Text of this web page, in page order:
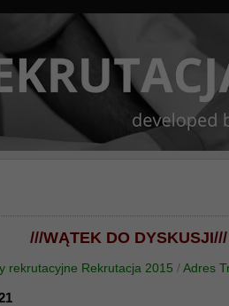
///WĄTEK DO DYSKUSJI///
rekrutacyjne Rekrutacja 2015 /Adres